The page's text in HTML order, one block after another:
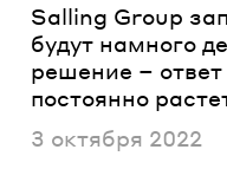
Salling Group
будут намного
решение –
постоянно
Опубликовано
3 октября 2022